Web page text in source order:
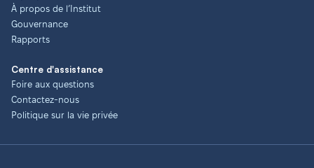
À propos de l’Institut
Gouvernance
Rapports
Centre d'assistance
Foire aux questions
Contactez-nous
Politique sur la vie privée